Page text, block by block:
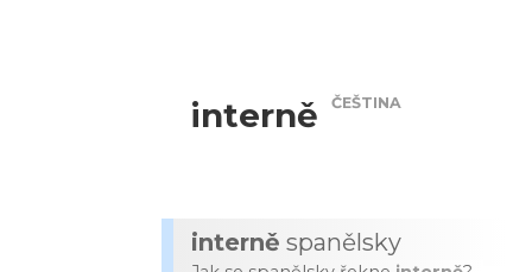
interně ČEŠTINA
interně spanělsky